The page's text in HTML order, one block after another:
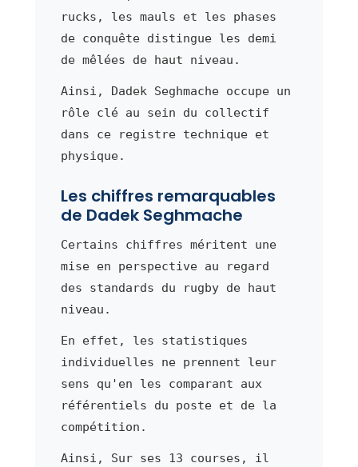
rucks, les mauls et les phases
de conquête distingue les demi
de mêlées de haut niveau.
Ainsi, Dadek Seghmache occupe un
rôle clé au sein du collectif
dans ce registre technique et
physique.
Les chiffres remarquables
de Dadek Seghmache
Certains chiffres méritent une
mise en perspective au regard
des standards du rugby de haut
niveau.
En effet, les statistiques
individuelles ne prennent leur
sens qu'en les comparant aux
référentiels du poste et de la
compétition.
Ainsi, Sur ses 13 courses, il